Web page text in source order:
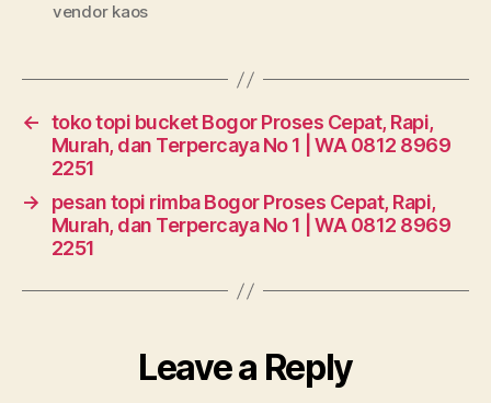
vendor kaos
← toko topi bucket Bogor Proses Cepat, Rapi,
Murah, dan Terpercaya No 1 | WA 0812 8969
2251
→
pesan topi rimba Bogor Proses Cepat, Rapi,
Murah, dan Terpercaya No 1 | WA 0812 8969
2251
Leave a Reply